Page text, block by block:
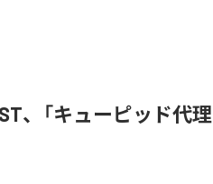
、「キューピッド代